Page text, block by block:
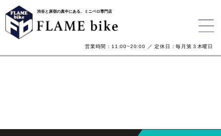
渋谷と原宿の真中にある、ミニベロ専門店
営業時間：11:00~20:00 ／ 定休日：毎月第３木曜日